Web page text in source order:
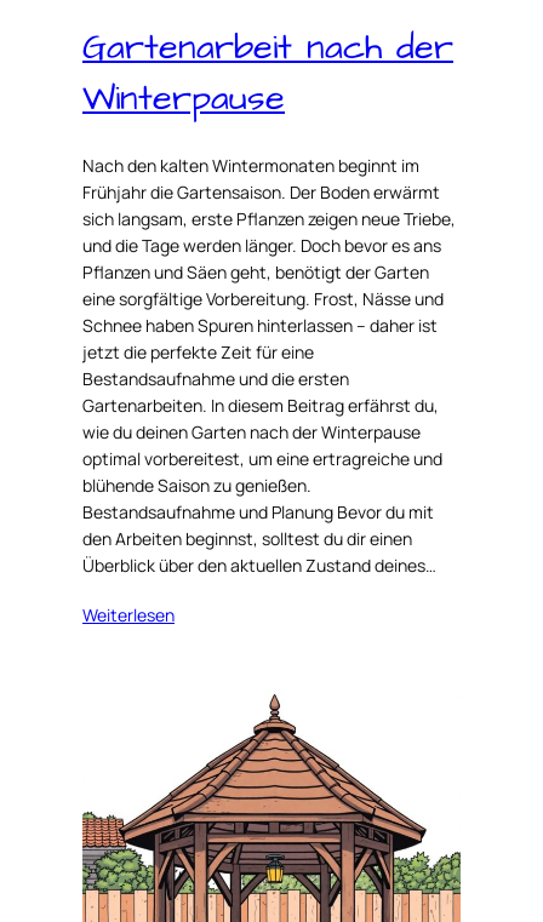
Gartenarbeit nach der
Winterpause
Nach den kalten Wintermonaten beginnt im
Frühjahr die Gartensaison. Der Boden erwärmt
sich langsam, erste Pflanzen zeigen neue Triebe,
und die Tage werden länger. Doch bevor es ans
Pflanzen und Säen geht, benötigt der Garten
eine sorgfältige Vorbereitung. Frost, Nässe und
Schnee haben Spuren hinterlassen – daher ist
jetzt die perfekte Zeit für eine
Bestandsaufnahme und die ersten
Gartenarbeiten. In diesem Beitrag erfährst du,
wie du deinen Garten nach der Winterpause
optimal vorbereitest, um eine ertragreiche und
blühende Saison zu genießen.
Bestandsaufnahme und Planung Bevor du mit
den Arbeiten beginnst, solltest du dir einen
Überblick über den aktuellen Zustand deines…
Weiterlesen